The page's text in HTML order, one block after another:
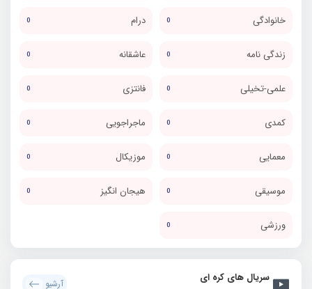
خانوادگی 0 درام 0
زندگی نامه 0 عاشقانه 0
علمی-تخیلی 0 فانتزی 0
کمدی 0 ماجراجویی 0
معمایی 0 موزیکال 0
موسیقی 0 هیجان انگیز 0
ورزشی 0
سریال های کره ای آرشیو